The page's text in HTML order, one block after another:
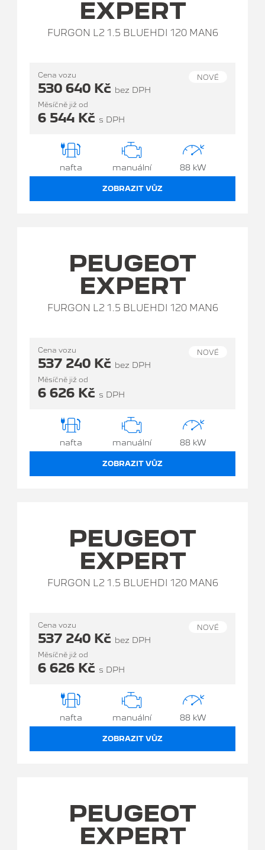
EXPERT
FURGON L2 1.5 BLUEHDI 120 MAN6
Cena vozu
530 640 Kč bez DPH
Měsíčně již od
6 544 Kč s DPH
NOVÉ
nafta manuální 88 kW
ZOBRAZIT VŮZ
PEUGEOT
EXPERT
FURGON L2 1.5 BLUEHDI 120 MAN6
Cena vozu
537 240 Kč bez DPH
Měsíčně již od
6 626 Kč s DPH
NOVÉ
nafta manuální 88 kW
ZOBRAZIT VŮZ
PEUGEOT
EXPERT
FURGON L2 1.5 BLUEHDI 120 MAN6
Cena vozu
537 240 Kč bez DPH
Měsíčně již od
6 626 Kč s DPH
NOVÉ
nafta manuální 88 kW
ZOBRAZIT VŮZ
PEUGEOT
EXPERT